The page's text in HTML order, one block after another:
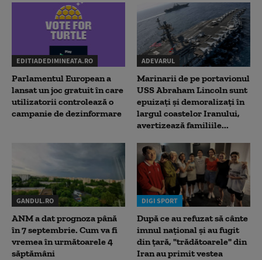
EDITIADEDIMINEATA.RO
Parlamentul European a
lansat un joc gratuit în care
utilizatorii controlează o
campanie de dezinformare
ADEVARUL
Marinarii de pe portavionul
USS Abraham Lincoln sunt
epuizați și demoralizați în
largul coastelor Iranului,
avertizează familiile...
GANDUL.RO
ANM a dat prognoza până
în 7 septembrie. Cum va fi
vremea în următoarele 4
săptămâni
DIGI SPORT
După ce au refuzat să cânte
imnul naţional şi au fugit
din ţară, "trădătoarele" din
Iran au primit vestea